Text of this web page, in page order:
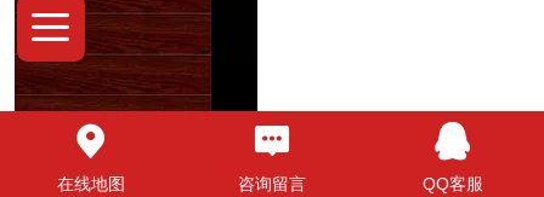
313.90654/890.654
在线地图 咨询留言 QQ客服